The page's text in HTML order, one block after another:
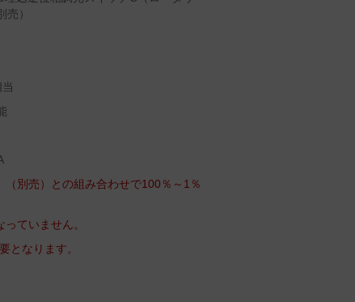
）
別売）との組み合わせで100％～1％
ていません。
となります。